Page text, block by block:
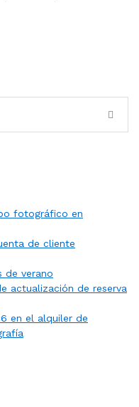
fotográfico en
de cliente
de verano
actualización de reserva
en el alquiler de